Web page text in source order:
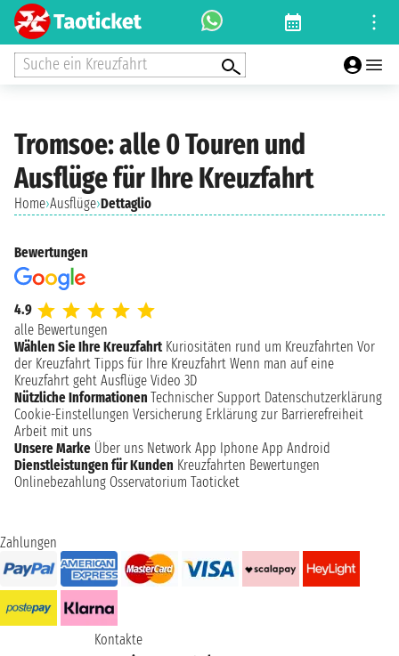
Suche ein Kreuzfahrt
Tromsoe: alle 0 Touren und
Ausflüge für Ihre Kreuzfahrt
Home›Ausflüge›Dettaglio
Bewertungen
4.9
alle Bewertungen
Wählen Sie Ihre Kreuzfahrt Kuriositäten rund um Kreuzfahrten Vor
der Kreuzfahrt Tipps für Ihre Kreuzfahrt Wenn man auf eine
Kreuzfahrt geht Ausflüge Video 3D
Nützliche Informationen Technischer Support Datenschutzerklärung
Cookie-Einstellungen Versicherung Erklärung zur Barrierefreiheit
Arbeit mit uns
Unsere Marke Über uns Network App Iphone App Android
Dienstleistungen für Kunden Kreuzfahrten Bewertungen
Onlinebezahlung Osservatorium Taoticket
Zahlungen
Kontakte